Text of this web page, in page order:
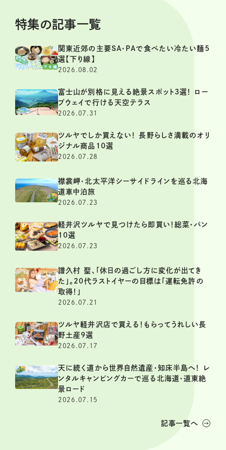
特集の記事一覧
関東近郊の主要SA・PAで食べたい冷たい麺5
選【下り線】
2026.08.02
富士山が別格に見える絶景スポット3選！ ロー
プウェイで行ける天空テラス
2026.07.31
ツルヤでしか買えない！ 長野らしさ満載のオリ
ジナル商品10選
2026.07.28
襟裳岬・北太平洋シーサイドラインを巡る北海
道車中泊旅
2026.07.23
軽井沢ツルヤで見つけたら即買い！総菜・パン
10選
2026.07.23
譜久村 聖、「休日の過ごし方に変化が出てき
た」。20代ラストイヤーの目標は「運転免許の
取得！」
2026.07.21
ツルヤ軽井沢店で買える！もらってうれしい長
野土産9選
2026.07.17
天に続く道から世界自然遺産・知床半島へ！ レ
ンタルキャンピングカーで巡る北海道・道東絶
景ロード
2026.07.15
記事一覧へ